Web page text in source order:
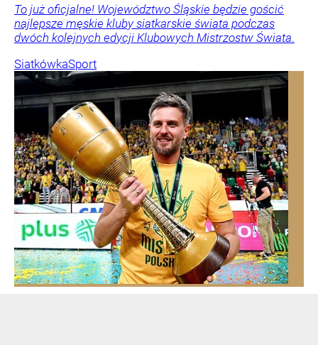
To już oficjalne! Województwo Śląskie będzie gościć
najlepsze męskie kluby siatkarskie świata podczas
dwóch kolejnych edycji Klubowych Mistrzostw Świata.
SiatkówkaSport